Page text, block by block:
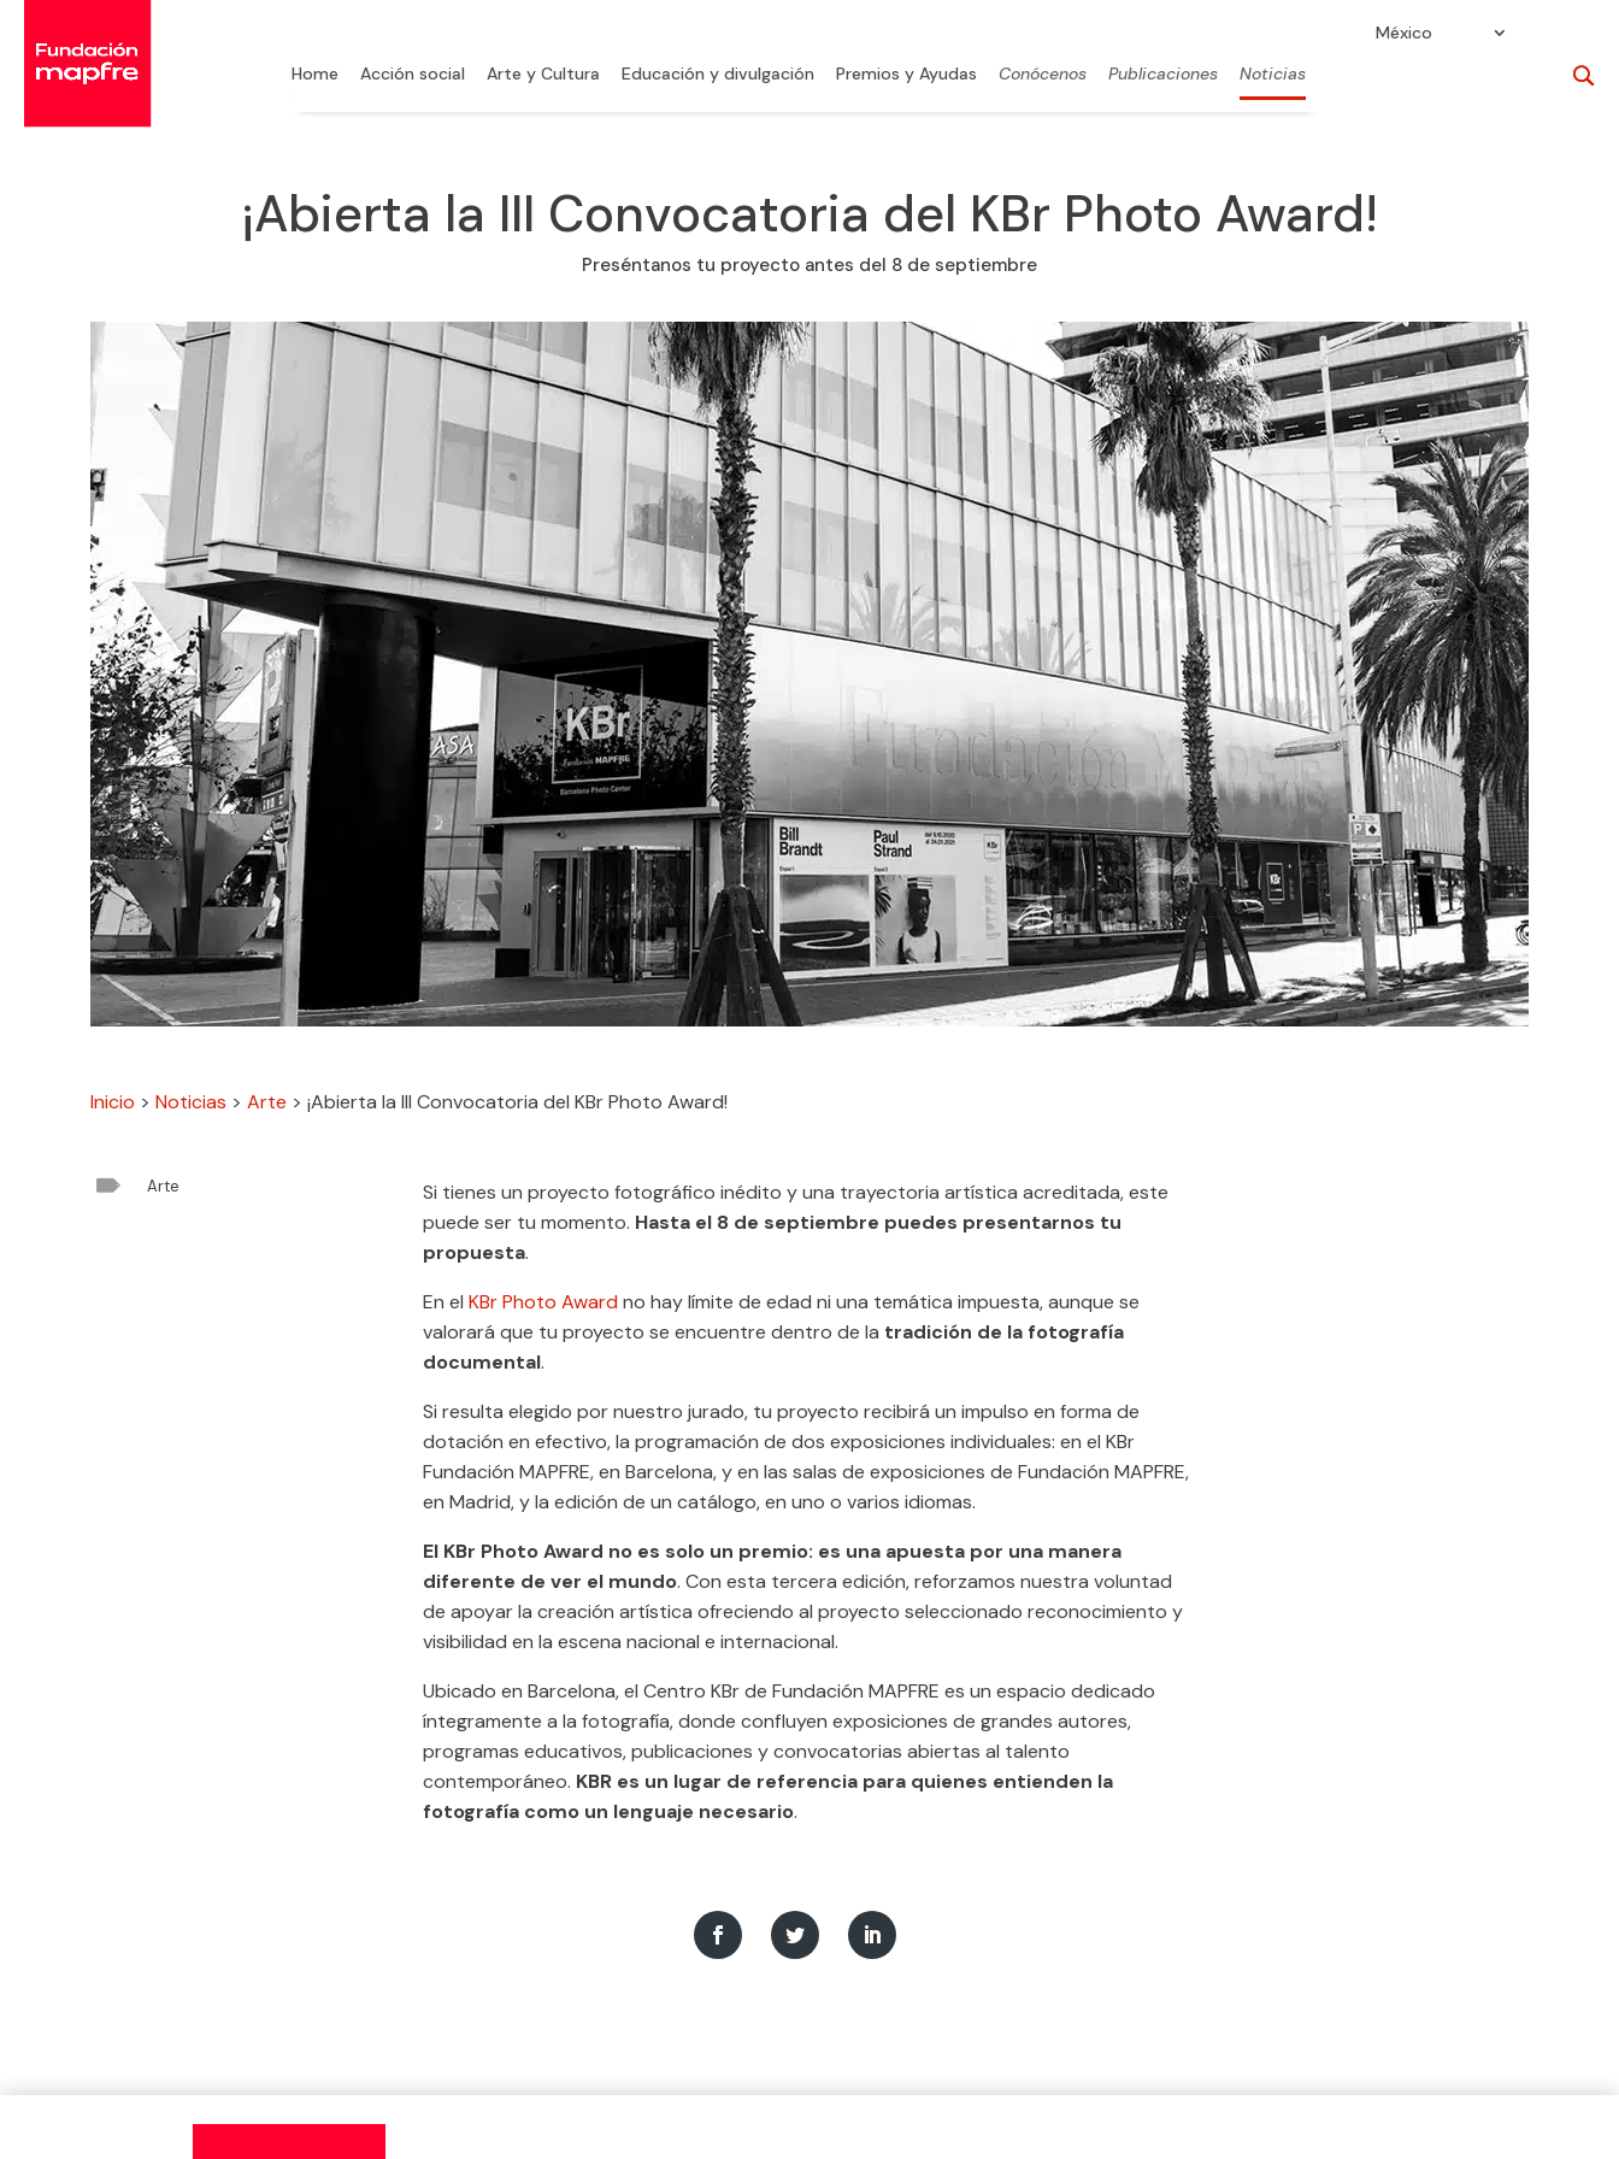
Home Acción social Arte y Cultura Educación y divulgación Premios y Ayudas Conócenos Publicaciones Noticias
México
¡Abierta la III Convocatoria del KBr Photo Award!
Preséntanos tu proyecto antes del 8 de septiembre
Inicio > Noticias > Arte > ¡Abierta la III Convocatoria del KBr Photo Award!
 Arte
Si tienes un proyecto fotográfico inédito y una trayectoria artística acreditada, este
puede ser tu momento. Hasta el 8 de septiembre puedes presentarnos tu
propuesta.
En el KBr Photo Awardno hay límite de edad ni una temática impuesta, aunque se
valorará que tu proyecto se encuentre dentro de la tradición de la fotografía
documental.
Si resulta elegido por nuestro jurado, tu proyecto recibirá un impulso en forma de
dotación en efectivo, la programación de dos exposiciones individuales: en el KBr
Fundación MAPFRE, en Barcelona, y en las salas de exposiciones de Fundación MAPFRE,
en Madrid, y la edición de un catálogo, en uno o varios idiomas.
El KBr Photo Award no es solo un premio: es una apuesta por una manera
diferente de ver el mundo. Con esta tercera edición, reforzamos nuestra voluntad
de apoyar la creación artística ofreciendo al proyecto seleccionado reconocimiento y
visibilidad en la escena nacional e internacional.
Ubicado en Barcelona, el Centro KBr de Fundación MAPFRE es un espacio dedicado
íntegramente a la fotografía, donde confluyen exposiciones de grandes autores,
programas educativos, publicaciones y convocatorias abiertas al talento
contemporáneo. KBR es un lugar de referencia para quienes entienden la
fotografía como un lenguaje necesario.